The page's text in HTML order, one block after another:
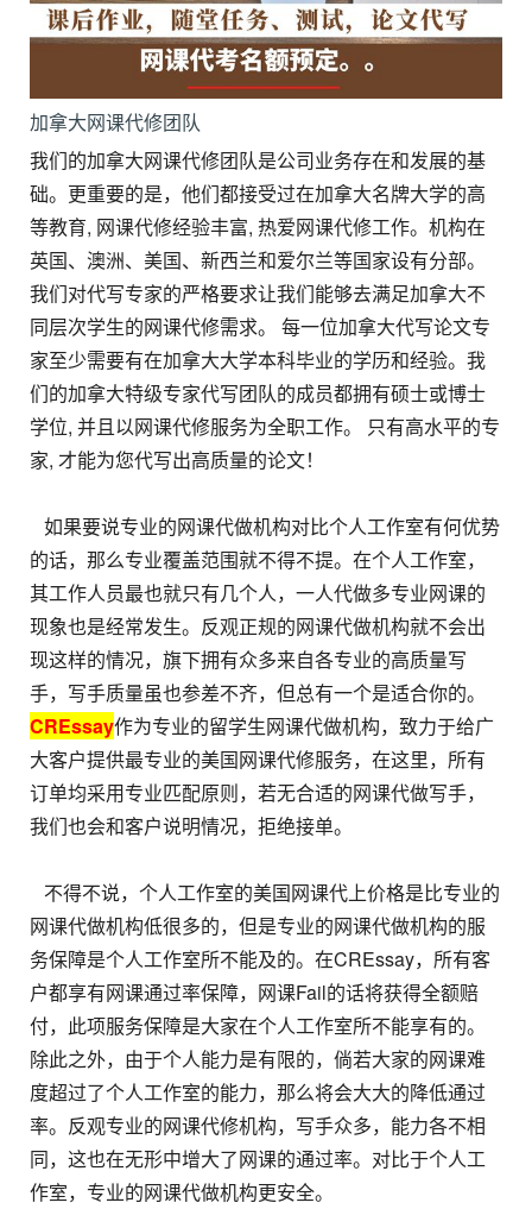
加拿大网课代修团队
我们的加拿大网课代修团队是公司业务存在和发展的基
础。更重要的是，他们都接受过在加拿大名牌大学的高
等教育, 网课代修经验丰富, 热爱网课代修工作。机构在
英国、澳洲、美国、新西兰和爱尔兰等国家设有分部。
我们对代写专家的严格要求让我们能够去满足加拿大不
同层次学生的网课代修需求。 每一位加拿大代写论文专
家至少需要有在加拿大大学本科毕业的学历和经验。我
们的加拿大特级专家代写团队的成员都拥有硕士或博士
学位, 并且以网课代修服务为全职工作。 只有高水平的专
家, 才能为您代写出高质量的论文！
如果要说专业的网课代做机构对比个人工作室有何优势
的话，那么专业覆盖范围就不得不提。在个人工作室，
其工作人员最也就只有几个人，一人代做多专业网课的
现象也是经常发生。反观正规的网课代做机构就不会出
现这样的情况，旗下拥有众多来自各专业的高质量写
手，写手质量虽也参差不齐，但总有一个是适合你的。
CREssay作为专业的留学生网课代做机构，致力于给广
大客户提供最专业的美国网课代修服务，在这里，所有
订单均采用专业匹配原则，若无合适的网课代做写手，
我们也会和客户说明情况，拒绝接单。
不得不说，个人工作室的美国网课代上价格是比专业的
网课代做机构低很多的，但是专业的网课代做机构的服
务保障是个人工作室所不能及的。在CREssay，所有客
户都享有网课通过率保障，网课Fail的话将获得全额赔
付，此项服务保障是大家在个人工作室所不能享有的。
除此之外，由于个人能力是有限的，倘若大家的网课难
度超过了个人工作室的能力，那么将会大大的降低通过
率。反观专业的网课代修机构，写手众多，能力各不相
同，这也在无形中增大了网课的通过率。对比于个人工
作室，专业的网课代做机构更安全。